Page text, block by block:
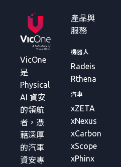
VicOne
是
Physical
AI 資安
的領航
者，憑
藉深厚
的汽車
資安專
產品與
服務
機器人
Radeis
Rthena
汽車
xZETA
xNexus
xCarbon
xScope
xPhinx